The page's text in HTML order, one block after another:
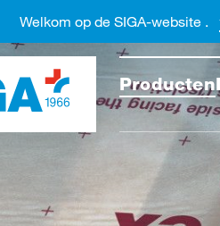
Producten
Welkom op de SIGA-website .